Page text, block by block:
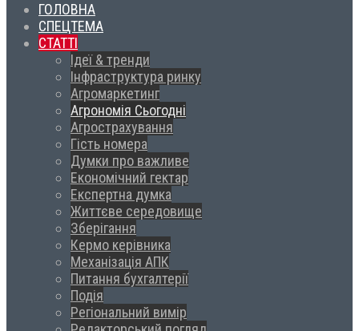
ГОЛОВНА
СПЕЦТЕМА
СТАТТІ
Ідеї & тренди
Інфраструктура ринку
Агромаркетинг
Агрономія Сьогодні
Агрострахування
Гість номера
Думки про важливе
Економічний гектар
Експертна думка
Життєве середовище
Зберігання
Кермо керівника
Механізація АПК
Питання бухгалтерії
Подія
Регіональний вимір